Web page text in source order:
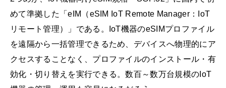
めて準拠した「eIM（eSIM IoT Remote Manager：IoT
リモート管理）」である。IoT機器のeSIMプロファイル
を遠隔から一括管理できるため、デバイスへ物理的にア
クセスすることなく、プロファイルのインストール・有
効化・切り替えを実行できる。数百～数万台規模のIoT